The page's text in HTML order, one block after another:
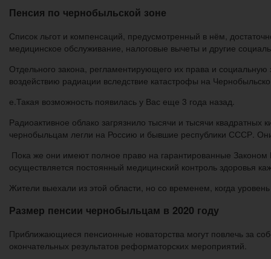
Пенсия по чернобыльской зоне
Список льгот и компенсаций, предусмотренный в нём,
медицинское обслуживание, налоговые вычеты и другие
Отдельного закона, регламентирующего их права и
воздействию радиации вследствие катастрофы на
е.Такая возможность появилась у Вас еще 3 года назад.
Радиоактивное облако загрязнило тысячи и тысячи
чернобыльцам легли на Россию и бывшие республики СССР.
Пока же они имеют полное право на гарантированные
осуществляется постоянный медицинский контроль здоровья
Жители выехали из этой области, но со временем, когда
Размер пенсии чернобыльцам в 2020 году
Приближающиеся пенсионные новаторства могут повлечь за
окончательных результатов реформаторских мероприятий.